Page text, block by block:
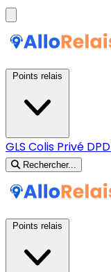
GLS Colis Privé DPD
Rechercher...